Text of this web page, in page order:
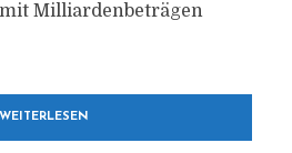
Milliardenbeträgen
WEITERLESEN